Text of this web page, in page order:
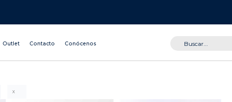
Outlet Contacto Conócenos